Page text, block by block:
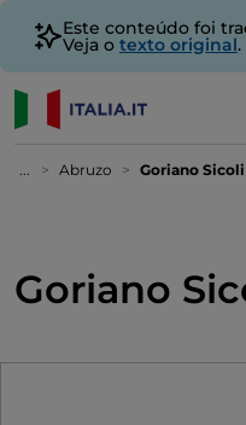
Este conteúdo foi
Veja o texto original.
... Abruzo Goriano Sicoli
Goriano